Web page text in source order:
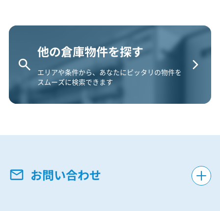
他の倉庫物件を探す
エリアや条件から、あなたにピッタリの物件を
スムーズに検索できます
お問い合わせ